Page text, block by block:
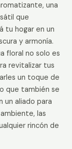
una
que
tu hogar en un
y armonía.
floral no solo es
revitalizar tus
un toque de
que también se
un aliado para
las
rincón de